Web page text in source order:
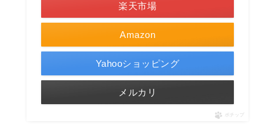
Amazon
楽天市場
Yahooショッピング
メルカリ
ポチップ